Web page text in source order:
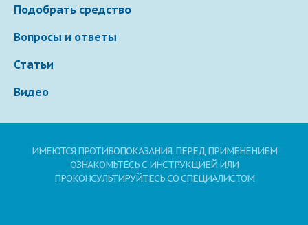
Ваше сообщение
Отправляя вопрос, я принимаюпользовательское
соглашениесайта.
Подобрать средство
Вопросы и ответы
Статьи
Видео
ИМЕЮТСЯ ПРОТИВОПОКАЗАНИЯ. ПЕРЕД ПРИМЕНЕНИЕМ
ОЗНАКОМЬТЕСЬ С ИНСТРУКЦИЕЙ ИЛИ
ПРОКОНСУЛЬТИРУЙТЕСЬ СО СПЕЦИАЛИСТОМ